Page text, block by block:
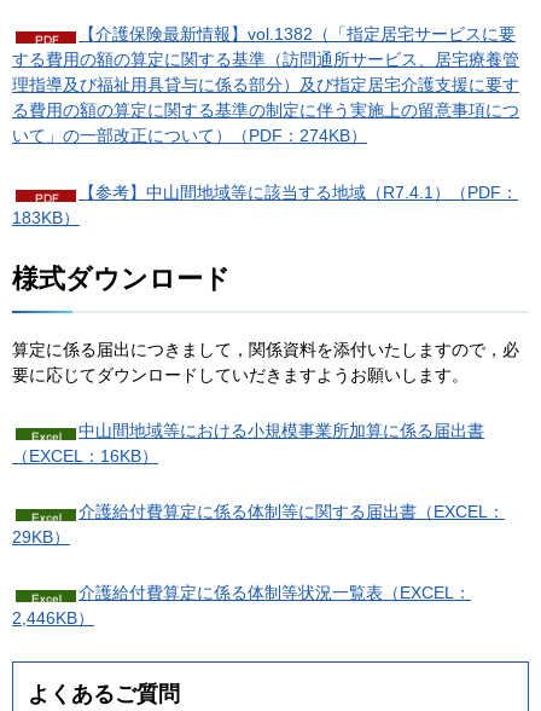
【介護保険最新情報】vol.1382（「指定居宅サービスに要
する費用の額の算定に関する基準（訪問通所サービス、居宅療養管
理指導及び福祉用具貸与に係る部分）及び指定居宅介護支援に要す
る費用の額の算定に関する基準の制定に伴う実施上の留意事項につ
いて」の一部改正について）（PDF：274KB）
【参考】中山間地域等に該当する地域（R7.4.1）（PDF：
183KB）
様式ダウンロード
算定に係る届出につきまして，関係資料を添付いたしますので，必
要に応じてダウンロードしていだきますようお願いします。
中山間地域等における小規模事業所加算に係る届出書
（EXCEL：16KB）
介護給付費算定に係る体制等に関する届出書（EXCEL：
29KB）
介護給付費算定に係る体制等状況一覧表（EXCEL：
2,446KB）
よくあるご質問